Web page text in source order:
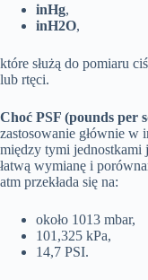
inHg,
inH2O,
które służą do pomiaru
lub rtęci.
Choć PSF (pounds per
zastosowanie głównie
między tymi jednostkami
łatwą wymianę i
atm przekłada się na:
około 1013 mbar,
101,325 kPa,
14,7 PSI.